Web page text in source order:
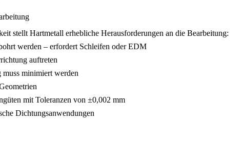
stellt Hartmetall erhebliche Herausforderungen an die Bearbeitung:
werden – erfordert Schleifen oder EDM
auftreten
minimiert werden
mit Toleranzen von ±0,002 mm
Dichtungsanwendungen